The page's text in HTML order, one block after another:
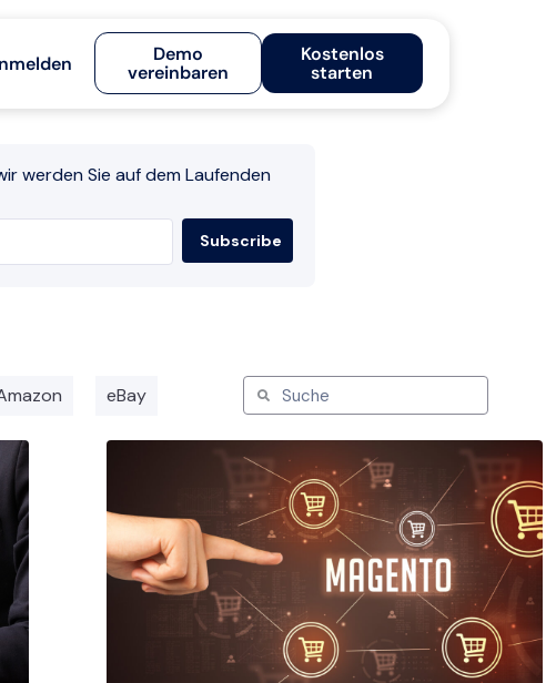
Demo
vereinbaren
Kostenlos
starten
werden Sie auf dem Laufenden
eBay